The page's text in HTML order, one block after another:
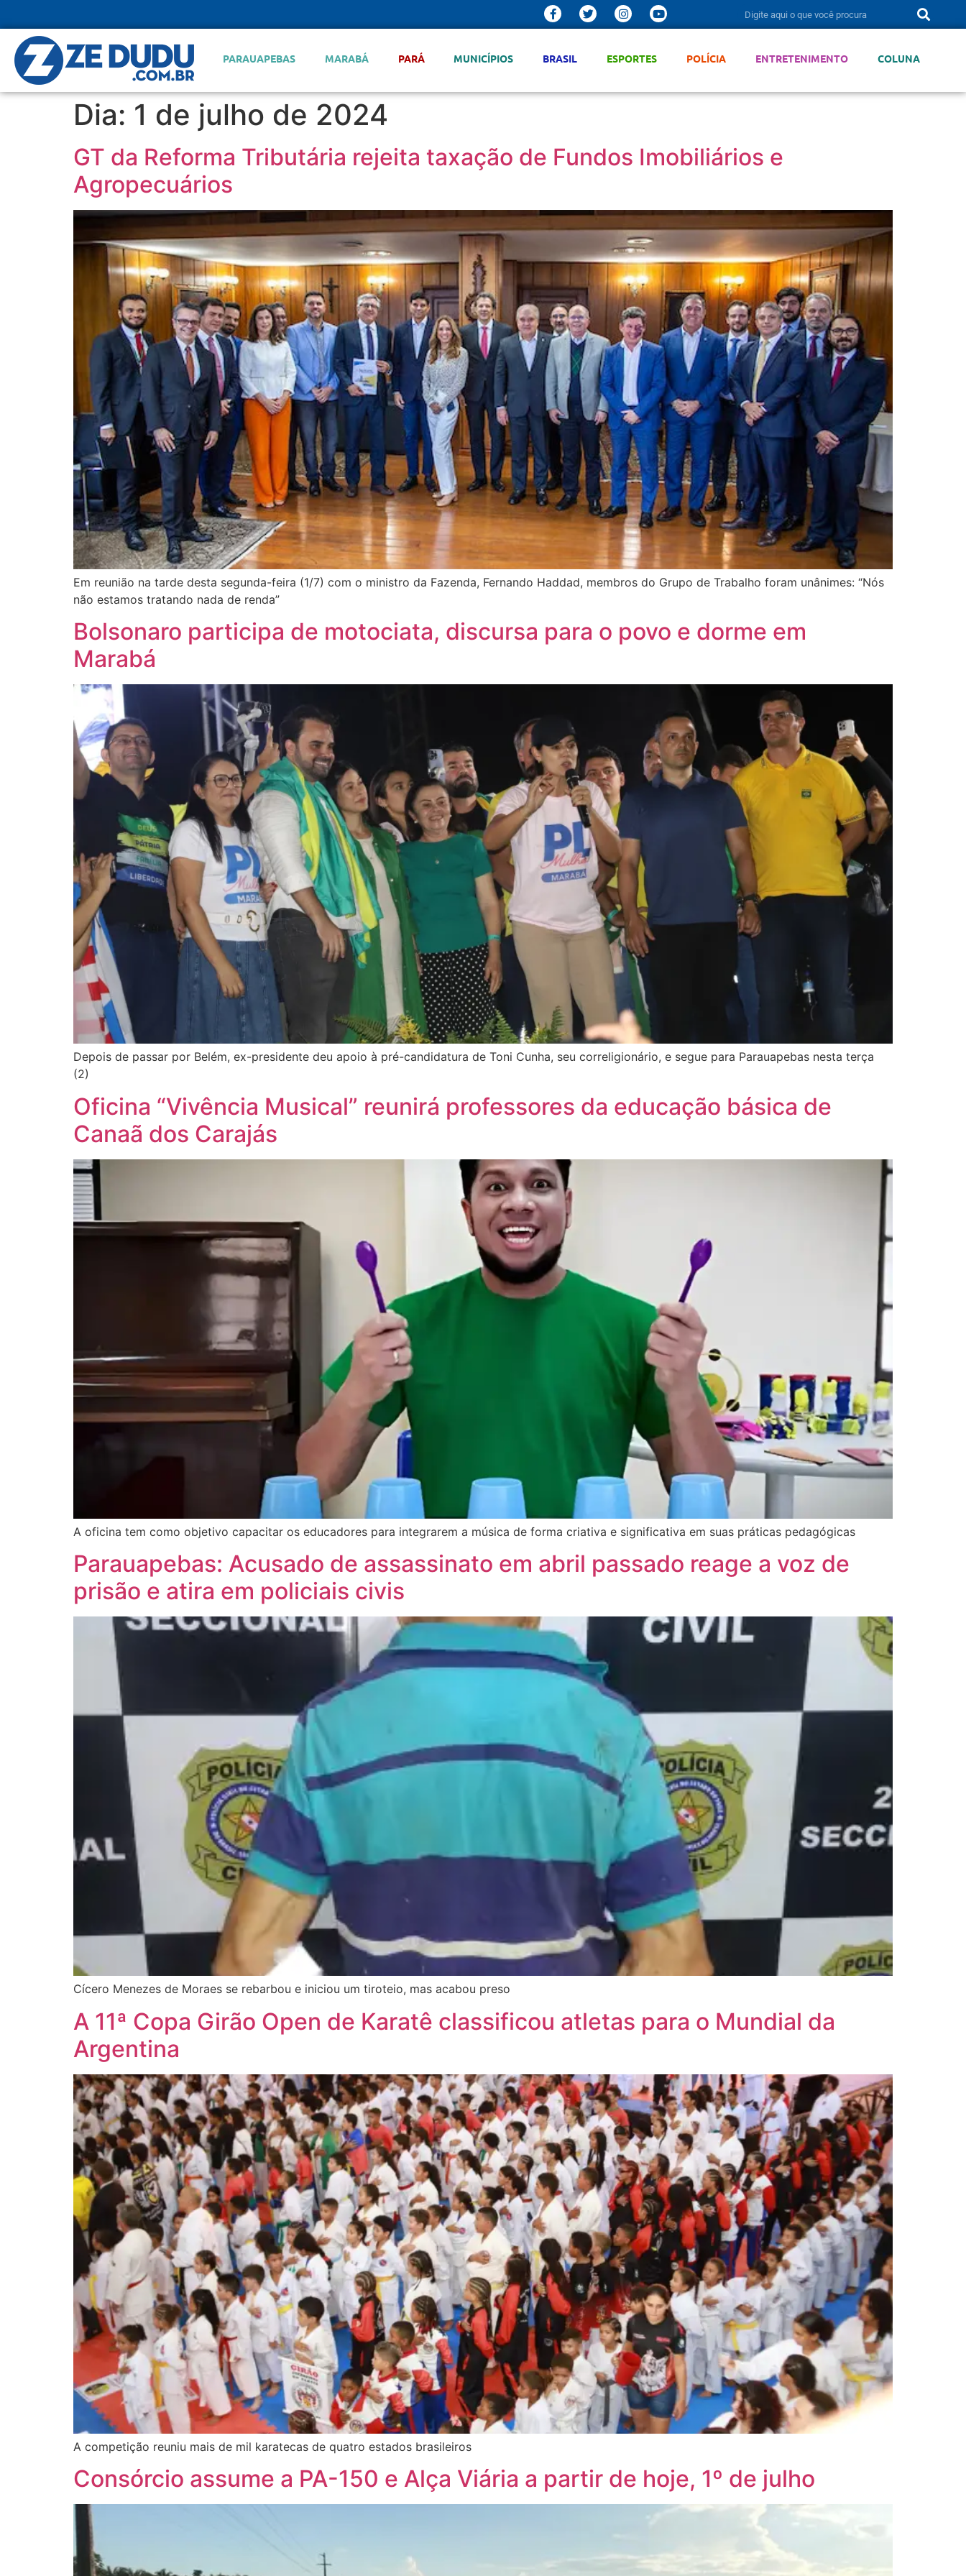
PARAUAPEBAS MARABÁ PARÁ MUNICÍPIOS BRASIL ESPORTES POLÍCIA ENTRETENIMENTO COLUNA
Dia: 1 de julho de 2024
GT da Reforma Tributária rejeita taxação de Fundos Imobiliários e
Agropecuários
Em reunião na tarde desta segunda-feira (1/7) com o ministro da Fazenda, Fernando Haddad, membros do Grupo de Trabalho foram unânimes: “Nós
não estamos tratando nada de renda”
Bolsonaro participa de motociata, discursa para o povo e dorme em
Marabá
Depois de passar por Belém, ex-presidente deu apoio à pré-candidatura de Toni Cunha, seu correligionário, e segue para Parauapebas nesta terça
(2)
Oficina “Vivência Musical” reunirá professores da educação básica de
Canaã dos Carajás
A oficina tem como objetivo capacitar os educadores para integrarem a música de forma criativa e significativa em suas práticas pedagógicas
Parauapebas: Acusado de assassinato em abril passado reage a voz de
prisão e atira em policiais civis
Cícero Menezes de Moraes se rebarbou e iniciou um tiroteio, mas acabou preso
A 11ª Copa Girão Open de Karatê classificou atletas para o Mundial da
Argentina
A competição reuniu mais de mil karatecas de quatro estados brasileiros
Consórcio assume a PA-150 e Alça Viária a partir de hoje, 1º de julho